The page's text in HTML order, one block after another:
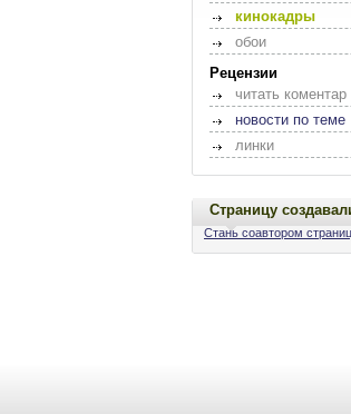
кинокадры
обои
Рецензии
читать коментар
новости по теме
линки
Страницу
Стань соавтором